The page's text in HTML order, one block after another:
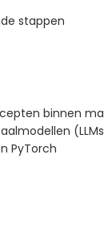
stappen
binnen
PyTorch